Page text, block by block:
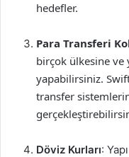
hedefler.
Para Transferi
birçok ülkesine ve
yapabilirsiniz.
transfer
Döviz Kurları: